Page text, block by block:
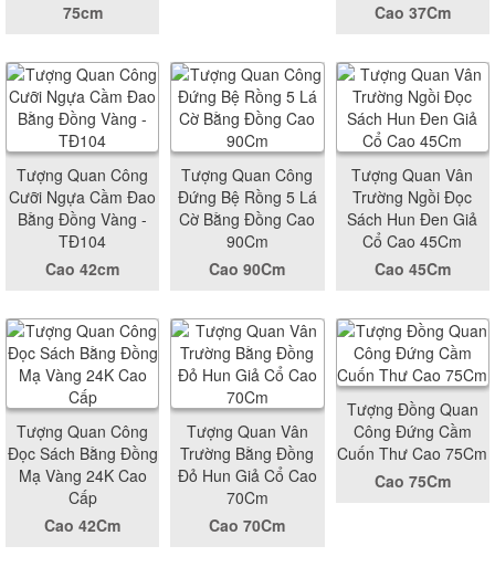
75cm
Cao 37Cm
Tượng Quan Công
Cưỡi Ngựa Cầm Đao
Bằng Đồng Vàng -
TĐ104
Cao 42cm
Tượng Quan Công
Đứng Bệ Rồng 5 Lá
Cờ Bằng Đồng Cao
90Cm
Cao 90Cm
Tượng Quan Vân
Trường Ngồi Đọc
Sách Hun Đen Giả
Cổ Cao 45Cm
Cao 45Cm
Tượng Quan Công
Đọc Sách Bằng Đồng
Mạ Vàng 24K Cao
Cấp
Cao 42Cm
Tượng Quan Vân
Trường Bằng Đồng
Đỏ Hun Giả Cổ Cao
70Cm
Cao 70Cm
Tượng Đồng Quan
Công Đứng Cầm
Cuốn Thư Cao 75Cm
Cao 75Cm